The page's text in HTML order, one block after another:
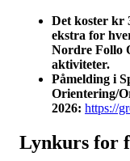
Det koster kr
ekstra for
Nordre Follo
aktiviteter.
Påmelding i
Orientering/
2026: https://
Lynkurs for